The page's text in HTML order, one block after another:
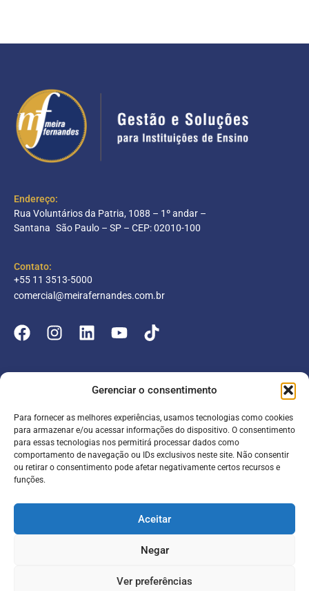
Gerenciar o consentimento
Para fornecer as melhores experiências, usamos tecnologias como cookies
para armazenar e/ou acessar informações do dispositivo. O consentimento
para essas tecnologias nos permitirá processar dados como
comportamento de navegação ou IDs exclusivos neste site. Não consentir
ou retirar o consentimento pode afetar negativamente certos recursos e
funções.
Aceitar
Negar
Ver preferências
Endereço:
Rua Voluntários da Patria, 1088 – 1º andar –
Santana São Paulo – SP – CEP: 02010-100
Contato:
+55 11 3513-5000
comercial@meirafernandes.com.br
Parceiros
Blog
Contato
Portal do Colaborador
Entrar
Serviços
Meira online
Contabilidade para escolas
Termos de serviço